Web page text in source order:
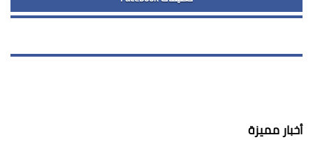
أخبار مميزة